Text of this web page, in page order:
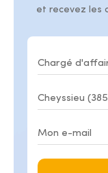
et recevez les